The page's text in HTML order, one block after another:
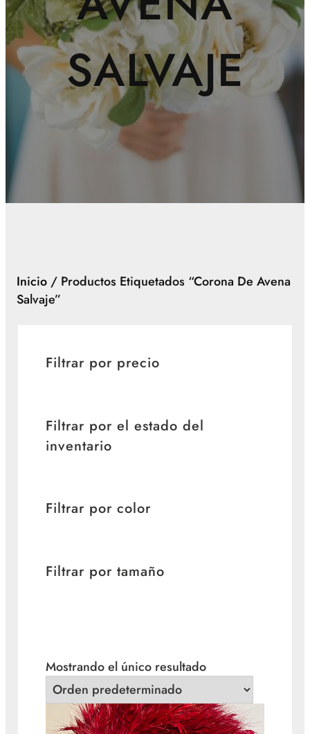
SALVAJE
Inicio/ Productos Etiquetados “corona De Avena
Salvaje”
Filtrar por precio
Filtrar por el estado del
inventario
Filtrar por color
Filtrar por tamaño
Mostrando el único resultado